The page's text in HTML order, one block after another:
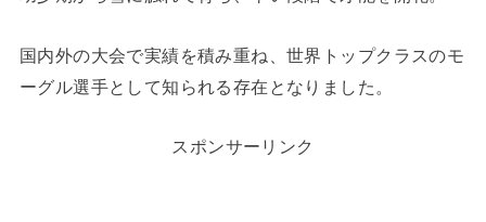
国内外の大会で実績を積み重ね、世界トップクラスのモ
ーグル選手として知られる存在となりました。
スポンサーリンク